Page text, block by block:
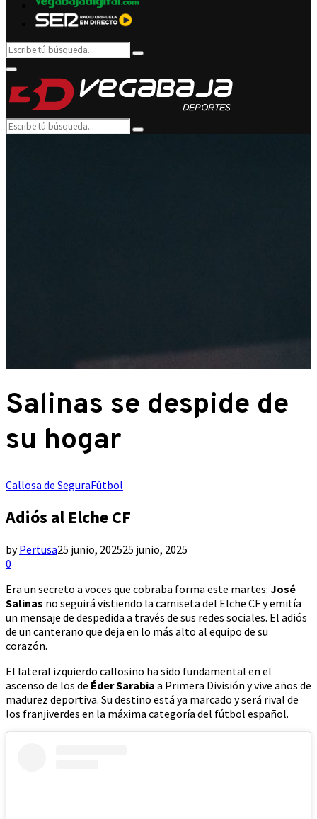
Search
for:
Search
Primary
Menu
Search
for:
Search
Salinas se despide de
su hogar
Callosa de SeguraFútbol
Adiós al Elche CF
byPertusa25 junio, 202525 junio, 2025
0
Era un secreto a voces que cobraba forma este martes: José
Salinas no seguirá vistiendo la camiseta del Elche CF y emitía
un mensaje de despedida a través de sus redes sociales. El adiós
de un canterano que deja en lo más alto al equipo de su
corazón.
El lateral izquierdo callosino ha sido fundamental en el
ascenso de los de Éder Sarabia a Primera División y vive años de
madurez deportiva. Su destino está ya marcado y será rival de
los franjiverdes en la máxima categoría del fútbol español.